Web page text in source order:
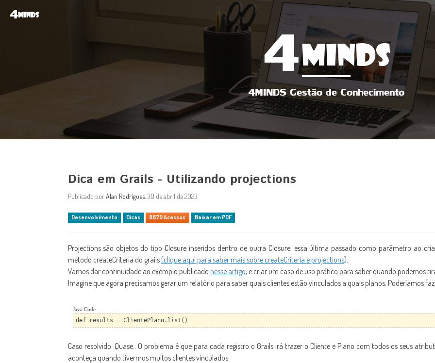
4MINDS 4MINDS
4MINDS Gestão de Conhecimento
Dica em Grails - Utilizando projections
Publicado porAlan Rodrigues, 30 de abril de 2023
Desenvolvimento Dicas 8679 Acessos Baixar em PDF
Projections são objetos do tipo Closure inseridos dentro de outra Closure, essa última passado como parâmetro ao
método createCriteria do grails (clique aqui para saber mais sobre createCriteria e projections).
Vamos dar continuidade ao exemplo publicado nesse artigo, e criar um caso de uso prático para saber quando podemos
Imagine que agora precisamos gerar um relatório para saber quais clientes estão vinculados a quais planos. Poderíamos
Java Code
def results = ClientePlano.list()
Caso resolvido. Quase.. O problema é que para cada registro o Grails irá trazer o Cliente e Plano com todos os seus
aconteça quando tivermos muitos clientes vinculados.